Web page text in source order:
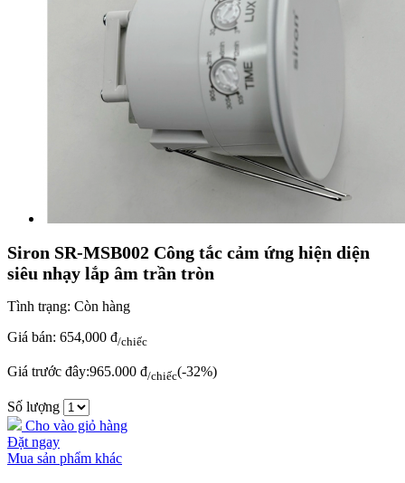
Siron SR-MSB002 Công tắc cảm ứng hiện diện
siêu nhạy lắp âm trần tròn
Tình trạng: Còn hàng
Giá bán: 654,000 đ/chiếc
Giá trước đây:965.000 đ/chiếc(-32%)
Số lượng
Cho vào giỏ hàng
Đặt ngay
Mua sản phẩm khác